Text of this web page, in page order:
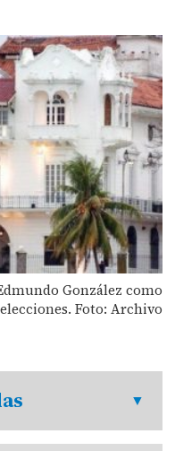
González como
Foto: Archivo